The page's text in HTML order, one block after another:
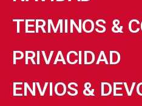
TERMINOS &
PRIVACIDAD
ENVIOS &